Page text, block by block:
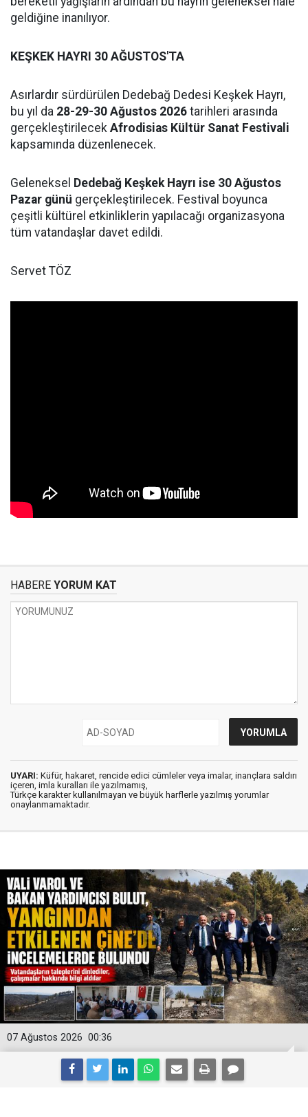
geldiğine inanılıyor.
KEŞKEK HAYRI 30 AĞUSTOS'TA
Asırlardır sürdürülen Dedebağ Dedesi Keşkek Hayrı,
bu yıl da 28-29-30 Ağustos 2026 tarihleri arasında
gerçekleştirilecek Afrodisias Kültür Sanat Festivali
kapsamında düzenlenecek.
Geleneksel Dedebağ Keşkek Hayrı ise 30 Ağustos
Pazar günü gerçekleştirilecek. Festival boyunca
çeşitli kültürel etkinliklerin yapılacağı organizasyona
tüm vatandaşlar davet edildi.
Servet TÖZ
HABERE YORUM KAT
UYARI: Küfür, hakaret, rencide edici cümleler veya imalar, inançlara saldırı
içeren, imla kuralları ile yazılmamış,
Türkçe karakter kullanılmayan ve büyük harflerle yazılmış yorumlar
onaylanmamaktadır.
00:36
07 Ağustos 2026